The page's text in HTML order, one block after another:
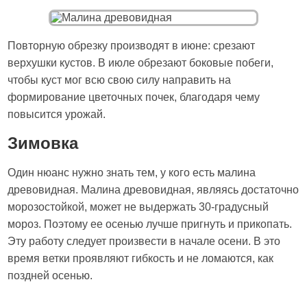
Повторную обрезку производят в июне: срезают
верхушки кустов. В июле обрезают боковые побеги,
чтобы куст мог всю свою силу направить на
формирование цветочных почек, благодаря чему
повысится урожай.
Зимовка
Один нюанс нужно знать тем, у кого есть малина
древовидная. Малина древовидная, являясь достаточно
морозостойкой, может не выдержать 30-градусный
мороз. Поэтому ее осенью лучше пригнуть и прикопать.
Эту работу следует произвести в начале осени. В это
время ветки проявляют гибкость и не ломаются, как
поздней осенью.